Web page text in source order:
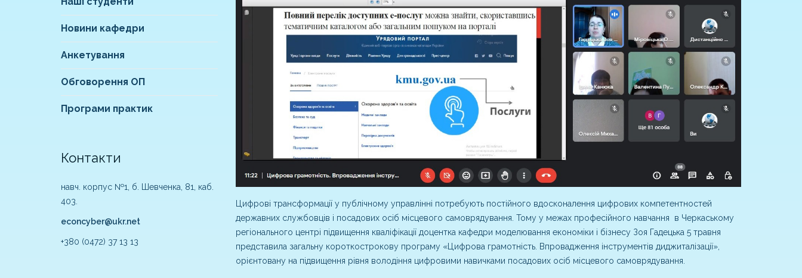
Новини кафедри
Анкетування
Обговорення ОП
Програми практик
Контакти
навч. корпус №1, б. Шевченка, 81, каб.
403.
econcyber@ukr.net
+380 (0472) 37 13 13
Цифрові трансформації у публічному управлінні потребують постійного вдосконалення цифрових компетентностей
державних службовців і посадових осіб місцевого самоврядування. Тому у межах професійного навчання в Черкаському
регіонального центрі підвищення кваліфікації доцентка кафедри моделювання економіки і бізнесу Зоя Гадецька 5 травня
представила загальну короткострокову програму «Цифрова грамотність. Впровадження інструментів диджиталізації»,
орієнтовану на підвищення рівня володіння цифровими навичками посадових осіб місцевого самоврядування.